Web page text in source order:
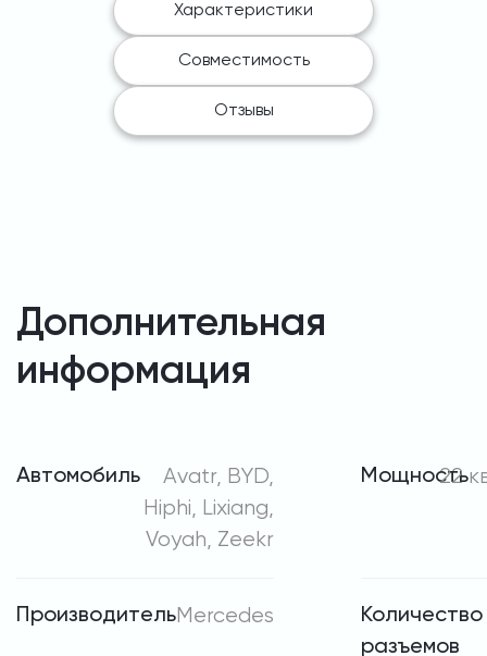
Характеристики
Совместимость
Отзывы
Дополнительная
информация
Автомобиль
Avatr, BYD,
Hiphi, Lixiang,
Voyah, Zeekr
Мощность
22
ПроизводительMercedes
Количество
разъемов